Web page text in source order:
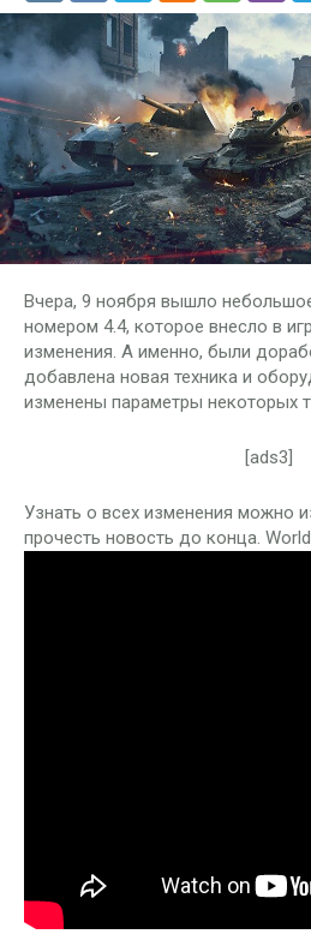
Вчера, 9 ноября вышло
номером 4.4, которое внесло в
изменения. А именно, были
добавлена новая техника и
изменены параметры некоторых
[ads3]
Узнать о всех изменения можно
прочесть новость до конца.